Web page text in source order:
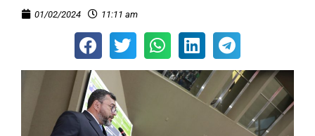
01/02/2024 11:11 am